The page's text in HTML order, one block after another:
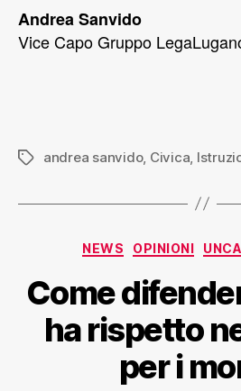
Andrea Sanvido
Vice Capo Gruppo
andrea sanvido, Civica,
NEWS OPINIONI
Come
ha rispetto
per i